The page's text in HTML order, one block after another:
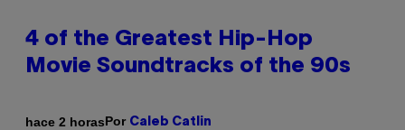
4 of the Greatest Hip-Hop
Movie Soundtracks of the 90s
hace 2 horasPor Caleb Catlin